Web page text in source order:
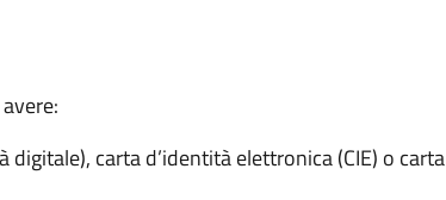
digitale), carta d’identità elettronica (CIE) o carta